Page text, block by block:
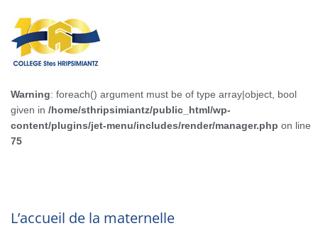
Warning: foreach() argument must be of type array|object, bool
given in /home/sthripsimiantz/public_html/wp-
content/plugins/jet-menu/includes/render/manager.php on line
75
L’accueil de la maternelle